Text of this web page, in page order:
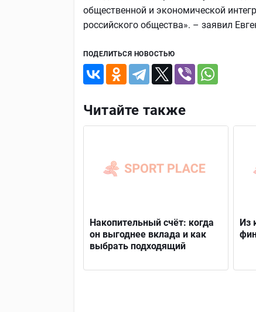
общественной и экономической
российского общества». – заявил
ПОДЕЛИТЬСЯ НОВОСТЬЮ
Читайте также
Накопительный счёт: когда
он выгоднее вклада и как
выбрать подходящий
Из